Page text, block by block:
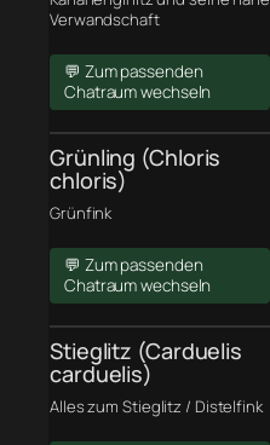
Verwandschaft
💬 Zum passenden
Chatraum wechseln
Grünling (Chloris
chloris)
Grünfink
💬 Zum passenden
Chatraum wechseln
Stieglitz (Carduelis
carduelis)
Alles zum Stieglitz / Distelfink